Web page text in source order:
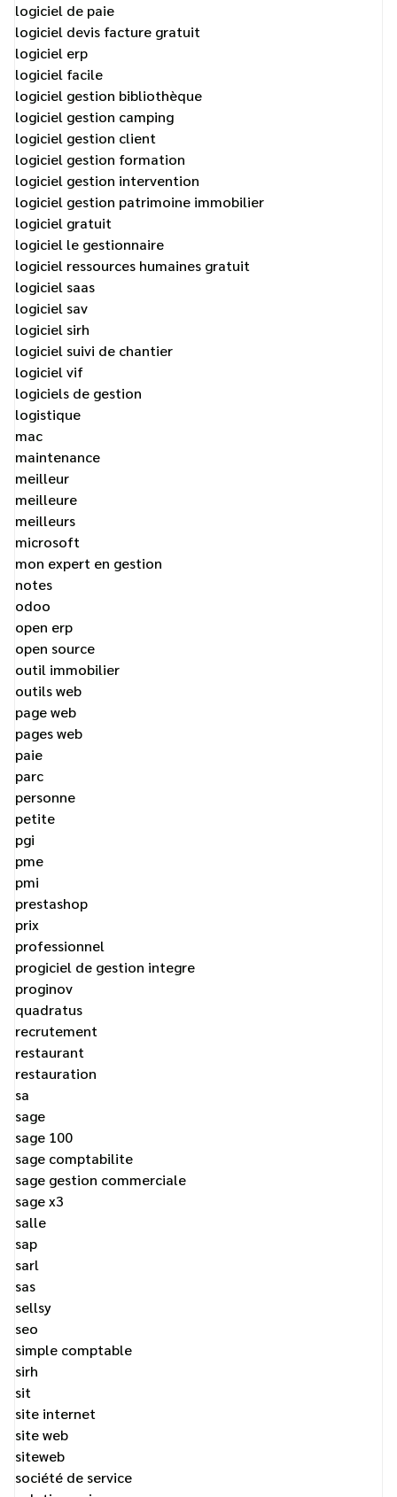
logiciel de paie
logiciel devis facture gratuit
logiciel erp
logiciel facile
logiciel gestion bibliothèque
logiciel gestion camping
logiciel gestion client
logiciel gestion formation
logiciel gestion intervention
logiciel gestion patrimoine immobilier
logiciel gratuit
logiciel le gestionnaire
logiciel ressources humaines gratuit
logiciel saas
logiciel sav
logiciel sirh
logiciel suivi de chantier
logiciel vif
logiciels de gestion
logistique
mac
maintenance
meilleur
meilleure
meilleurs
microsoft
mon expert en gestion
notes
odoo
open erp
open source
outil immobilier
outils web
page web
pages web
paie
parc
personne
petite
pgi
pme
pmi
prestashop
prix
professionnel
progiciel de gestion integre
proginov
quadratus
recrutement
restaurant
restauration
sa
sage
sage 100
sage comptabilite
sage gestion commerciale
sage x3
salle
sap
sarl
sas
sellsy
seo
simple comptable
sirh
sit
site internet
site web
siteweb
société de service